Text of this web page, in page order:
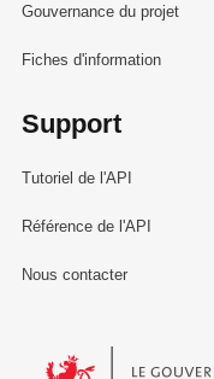
Gouvernance du projet
Fiches d'information
Support
Tutoriel de l'API
Référence de l'API
Nous contacter
Le Gouvernement du